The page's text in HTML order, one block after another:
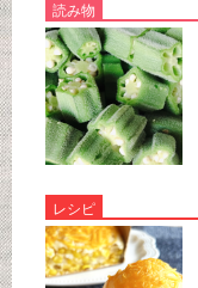
読み物
レシピ